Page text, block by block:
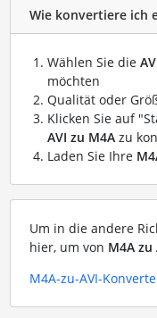
Wie konvertiere ich
Wählen Sie die
möchten
Qualität oder
Klicken Sie auf
AVI zu M4Azu
Laden Sie Ihre
Um in die andere
hier, um von M4A zu
M4A-zu-AVI-